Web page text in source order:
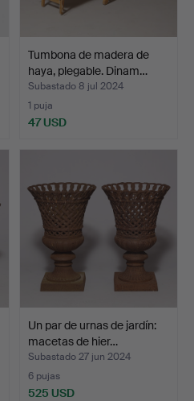
Tumbona de madera de
haya, plegable. Dinam…
Subastado 8 jul 2024
1 puja
47 USD
Un par de urnas de jardín:
macetas de hier…
Subastado 27 jun 2024
6 pujas
525 USD